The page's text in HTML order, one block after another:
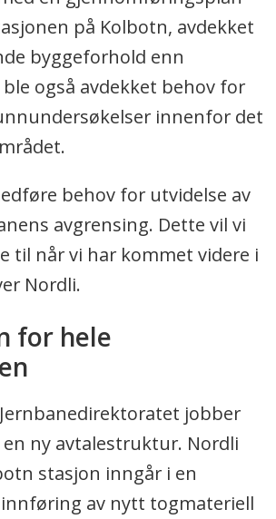
på Kolbotn, avdekket
byggeforhold enn
også avdekket behov for
innenfor det
behov for utvidelse av
avgrensing. Dette vil vi
til når vi har kommet videre i
Nordli.
for hele
Jernbanedirektoratet jobber
ny avtalestruktur. Nordli
stasjon inngår i en
av nytt togmateriell